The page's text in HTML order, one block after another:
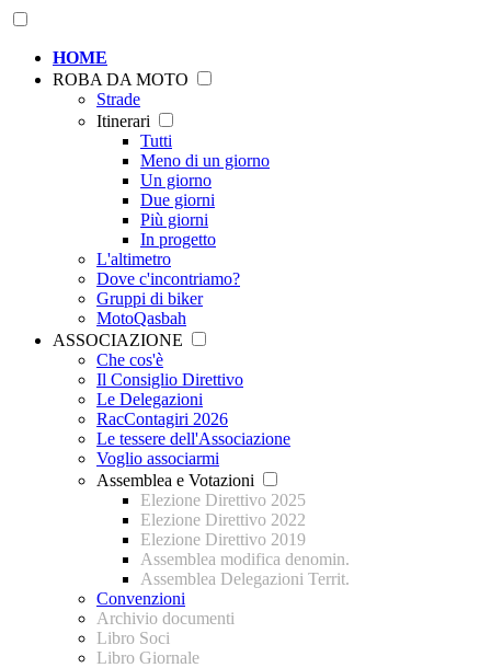
HOME
ROBA DA MOTO
Strade
Itinerari
Tutti
Meno di un giorno
Un giorno
Due giorni
Più giorni
In progetto
L'altimetro
Dove c'incontriamo?
Gruppi di biker
MotoQasbah
ASSOCIAZIONE
Che cos'è
Il Consiglio Direttivo
Le Delegazioni
RacContagiri 2026
Le tessere dell'Associazione
Voglio associarmi
Assemblea e Votazioni
Elezione Direttivo 2025
Elezione Direttivo 2022
Elezione Direttivo 2019
Assemblea modifica denomin.
Assemblea Delegazioni Territ.
Convenzioni
Archivio documenti
Libro Soci
Libro Giornale